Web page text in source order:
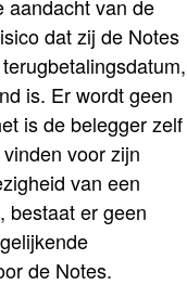
aandacht van de
dat zij de Notes
is. Er wordt geen
is de belegger zelf
voor zijn
van een
bestaat er geen
de Notes.